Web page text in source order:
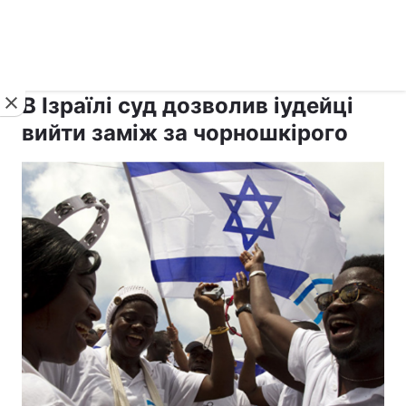
В Ізраїлі суд дозволив іудейці
вийти заміж за чорношкірого